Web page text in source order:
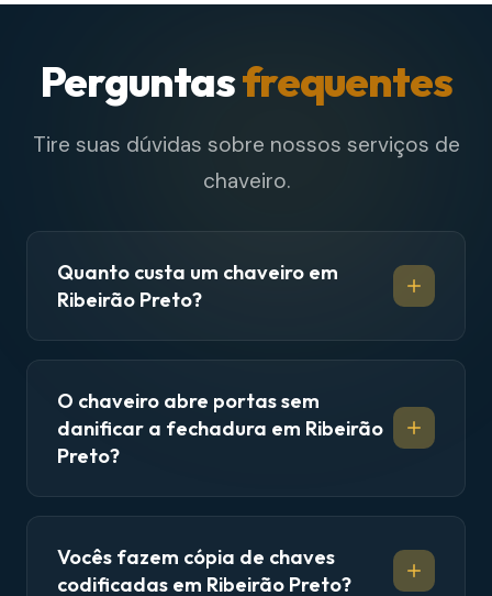
Perguntasfrequentes
Tire suas dúvidas sobre nossos serviços de
chaveiro.
Quanto custa um chaveiro em
Ribeirão Preto?
O chaveiro abre portas sem
danificar a fechadura em Ribeirão
Preto?
Vocês fazem cópia de chaves
codificadas em Ribeirão Preto?